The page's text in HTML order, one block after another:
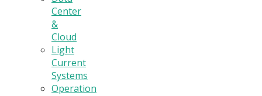
Center
&
Cloud
Light
Current
Systems
Operation